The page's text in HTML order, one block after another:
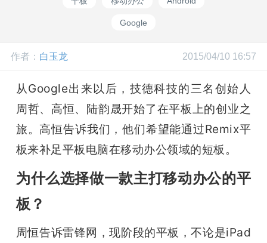
公
开
课
Google
作者： 白玉龙 2015/04/10 16:57
从Google出来以后，技德科技的三名创始人
周哲、高恒、陆韵晟开始了在平板上的创业之
旅。高恒告诉我们，他们希望能通过Remix平
板来补足平板电脑在移动办公领域的短板。
为什么选择做一款主打移动办公的平
板？
周恒告诉雷锋网，现阶段的平板，不论是iPad